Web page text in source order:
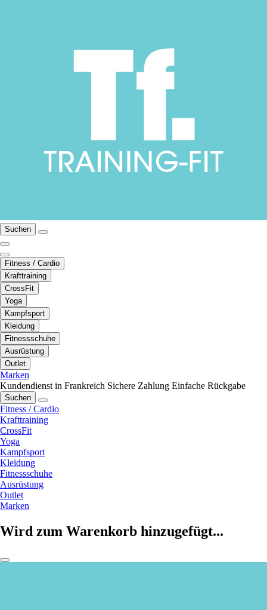
Suchen
Fitness / Cardio
Krafttraining
CrossFit
Yoga
Kampfsport
Kleidung
Fitnessschuhe
Ausrüstung
Outlet
Marken
Kundendienst in Frankreich Sichere Zahlung Einfache Rückgabe
Suchen
Fitness / Cardio
Krafttraining
CrossFit
Yoga
Kampfsport
Kleidung
Fitnessschuhe
Ausrüstung
Outlet
Marken
Wird zum Warenkorb hinzugefügt...